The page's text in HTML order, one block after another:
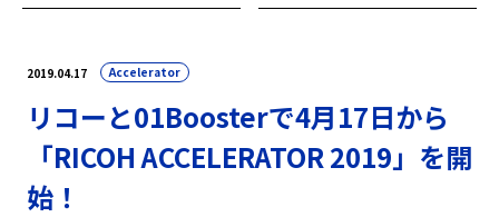
2019.04.17 Accelerator
リコーと01Boosterで4月17日から
「RICOH ACCELERATOR 2019」を開
始！